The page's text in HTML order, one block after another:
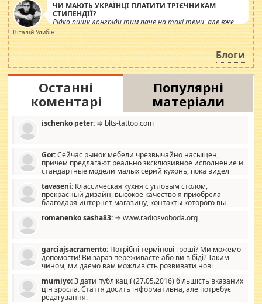
ЧИ МАЮТЬ УКРАЇНЦІ ПЛАТИТИ ТРІЄЧНИКАМ
СТИПЕНДІЇ?
Рідко пишу лонгріди тим паче на такі теми, але вже
просто дістало! Обурюють сьогоднішні інсенуації
навколо стипендіального питання. Штучно
роздувається ще одна соціальна катастрофа.
Віталій Улибін
Блоги
Останні
коментарі
Популярні
матеріали
ischenko peter: ⇒ blts-tattoo.com
Gor:Сейчас рынок мебели чрезвычайно насыщен,
причем предлагают реально эксклюзивное исполнение и
стандартные модели малых серий кухонь, пока видел
стандартные формы, в MebelOk, креативненько и что главное -
со вкусом все в порядке, без ненужных наворотов удорожающих
мебель, а это не последний фактор.
tavaseni: Классическая кухня с угловым столом,
прекрасный дизайн, высокое качество я приобрела
благодаря интернет магазину, контакты которого вы
romanenko sasha83: ⇒ www.radiosvoboda.org
garciajsacramento: Потрібні термінові гроші? Ми можемо
допомогти! Ви зараз переживаєте або ви в біді? Таким
чином, ми даємо вам можливість розвивати нові
допомагати людям, які намагаються дати їм шанс. Кожен
заслуговує на другий шанс, і, оскільки влада не зможе, вони
повинні приймати від інших. Для нас нема багато суми, і зрілість
mumiyo:З дати публікації (27.05.2016) більшість вказаних
цін зросла. Стаття досить інформативна, але потребує
редагування.